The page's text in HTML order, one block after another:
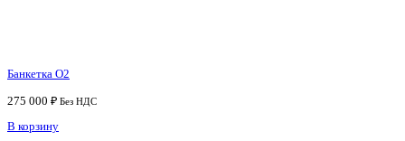
Банкетка O2
275 000 ₽ Без НДС
В корзину